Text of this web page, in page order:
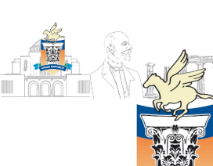
ΔΗΜΟΣ
ΚΟΡΙΝΘΙΩΝ